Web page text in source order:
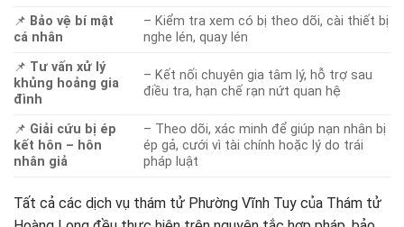
📌 Bảo vệ bí mật
cá nhân
– Kiểm tra xem có bị theo dõi, cài thiết bị
nghe lén, quay lén
📌 Tư vấn xử lý
khủng hoảng gia
đình
– Kết nối chuyên gia tâm lý, hỗ trợ sau
điều tra, hạn chế rạn nứt quan hệ
📌 Giải cứu bị ép
kết hôn – hôn
nhân giả
– Theo dõi, xác minh để giúp nạn nhân bị
ép gả, cưới vì tài chính hoặc lý do trái
pháp luật
Tất cả các dịch vụ thám tử Phường Vĩnh Tuy của Thám tử